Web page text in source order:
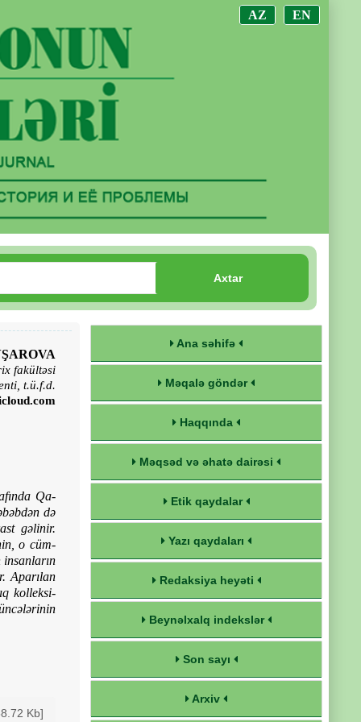
AZ EN
Axtar
fakültəsi
t.ü.f.d.
Qa­
də
gəlinir.
o cüm­
insanların
Aparılan
kolleksi­
Kb]
Ana səhifə
Məqalə göndər
Haqqında
Məqsəd və əhatə dairəsi
Etik qaydalar
Yazı qaydaları
Redaksiya heyəti
Beynəlxalq indekslər
Son sayı
Arxiv